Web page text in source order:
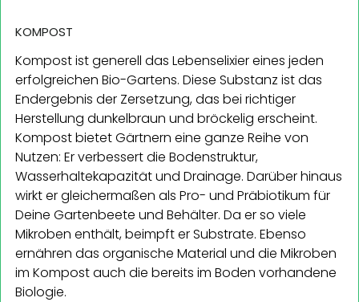
KOMPOST
Kompost ist generell das Lebenselixier eines jeden
erfolgreichen Bio-Gartens. Diese Substanz ist das
Endergebnis der Zersetzung, das bei richtiger
Herstellung dunkelbraun und bröckelig erscheint.
Kompost bietet Gärtnern eine ganze Reihe von
Nutzen: Er verbessert die Bodenstruktur,
Wasserhaltekapazität und Drainage. Darüber hinaus
wirkt er gleichermaßen als Pro- und Präbiotikum für
Deine Gartenbeete und Behälter. Da er so viele
Mikroben enthält, beimpft er Substrate. Ebenso
ernähren das organische Material und die Mikroben
im Kompost auch die bereits im Boden vorhandene
Biologie.